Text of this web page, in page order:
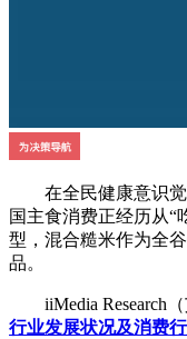
在全民健康意识觉
国主食消费正经历从“
型，混合糙米作为全
品。
iiMedia Research（
行业发展状况及消费行